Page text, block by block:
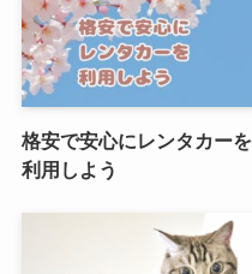
格安で安心にレンタカーを
利用しよう